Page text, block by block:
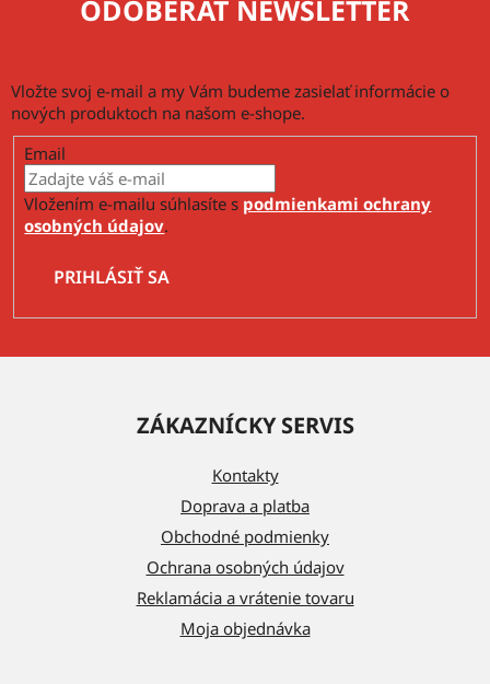
ODOBERAŤ NEWSLETTER
Vložte svoj e-mail a my Vám budeme zasielať informácie o
nových produktoch na našom e-shope.
Email
Vložením e-mailu súhlasíte s podmienkami ochrany
osobných údajov.
PRIHLÁSIŤ SA
ZÁKAZNÍCKY SERVIS
Kontakty
Doprava a platba
Obchodné podmienky
Ochrana osobných údajov
Reklamácia a vrátenie tovaru
Moja objednávka